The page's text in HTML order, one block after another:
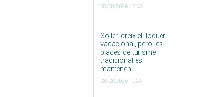
08/08/2026 10:53
Sóller, creix el lloguer
vacacional, però les
places de turisme
tradicional es
mantenen
08/08/2026 10:24